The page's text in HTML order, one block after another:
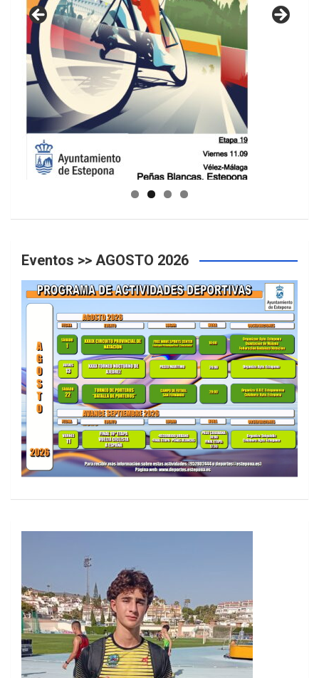
GUIA DE INSTALACIONES DEPORTIVAS
Eventos >> AGOSTO 2026